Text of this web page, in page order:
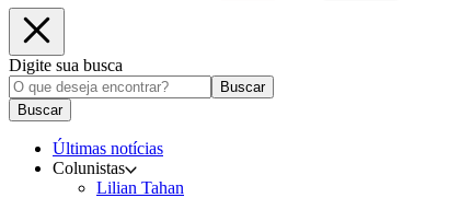
Digite sua busca
Buscar
Buscar
Últimas notícias
Colunistas
Lilian Tahan